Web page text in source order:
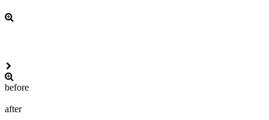
before
after